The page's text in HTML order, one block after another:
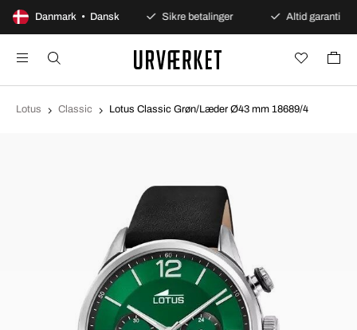
Danmark • Dansk
100 dages åbent køb Sikre betalinger Altid garanti
Lotus Classic Lotus Classic Grøn/Læder Ø43 mm 18689/4